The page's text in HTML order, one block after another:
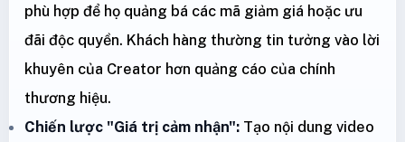
phù hợp để họ quảng bá các mã giảm giá hoặc ưu
đãi độc quyền. Khách hàng thường tin tưởng vào lời
khuyên của Creator hơn quảng cáo của chính
thương hiệu.
Chiến lược "Giá trị cảm nhận": Tạo nội dung video